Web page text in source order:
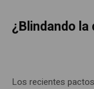
¿Blindando
Los recientes